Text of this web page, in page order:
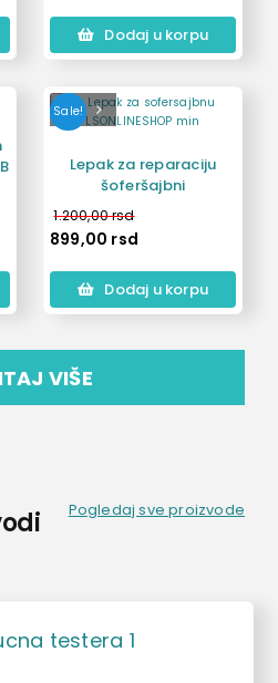
Dodaj u korpu
Sale!
Lepak za reparaciju
šoferšajbni
1.200,00rsd
899,00 rsd
Dodaj u korpu
VIŠE
Pogledaj sve proizvode